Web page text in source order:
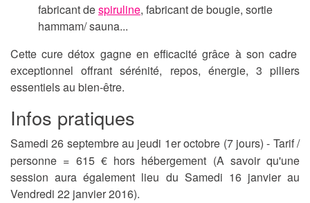
fabricant despiruline, fabricant de bougie, sortie
hammam/ sauna...
Cette cure détox gagne en efficacité grâce à son cadre
exceptionnel offrant sérénité, repos, énergie, 3 piliers
essentiels au bien-être.
Infos pratiques
Samedi 26 septembre au jeudi 1er octobre (7 jours) - Tarif /
personne = 615 € hors hébergement (A savoir qu'une
session aura également lieu du Samedi 16 janvier au
Vendredi 22 janvier 2016).